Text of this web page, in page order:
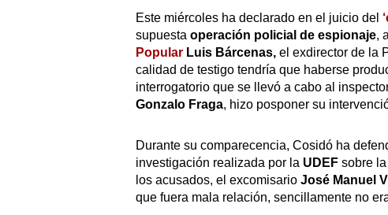
Este miércoles ha declarado en el juicio del
supuesta operación policial de espionaje,
Popular Luis Bárcenas, el exdirector de la
calidad de testigo tendría que haberse
interrogatorio que se llevó a cabo al
Gonzalo Fraga, hizo posponer su
Durante su comparecencia, Cosidó ha
investigación realizada por la UDEF sobre la
los acusados, el excomisario José Manuel
que fuera mala relación, sencillamente no